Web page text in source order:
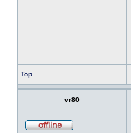
Top
vr80